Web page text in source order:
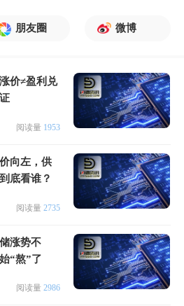
朋友圈 微博
价≠盈利兑
阅读量 1953
向左，供
底看谁？
阅读量 2735
涨势不
“熬”了
阅读量 2986